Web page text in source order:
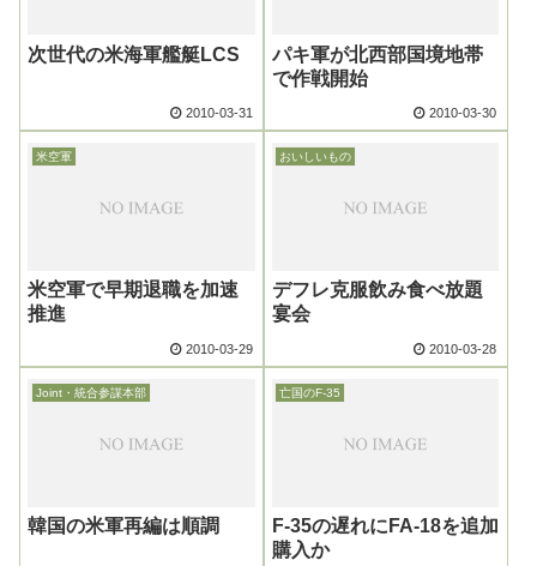
次世代の米海軍艦艇LCS
2010-03-31
パキ軍が北西部国境地帯
で作戦開始
2010-03-30
米空軍
米空軍で早期退職を加速
推進
2010-03-29
おいしいもの
デフレ克服飲み食べ放題
宴会
2010-03-28
Joint・統合参謀本部
韓国の米軍再編は順調
亡国のF-35
F-35の遅れにFA-18を追加
購入か